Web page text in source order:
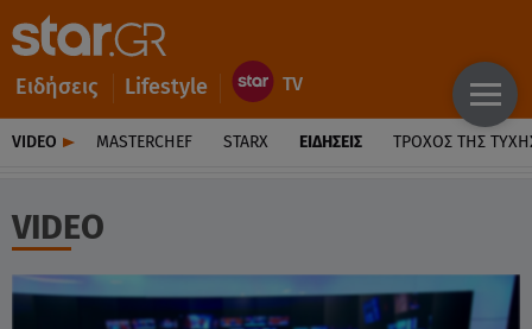
Ειδήσεις Lifestyle
VIDEO MASTERCHEF STARX ΕΙΔΉΣΕΙΣ ΤΡΟΧΌΣ ΤΗΣ
VIDEO